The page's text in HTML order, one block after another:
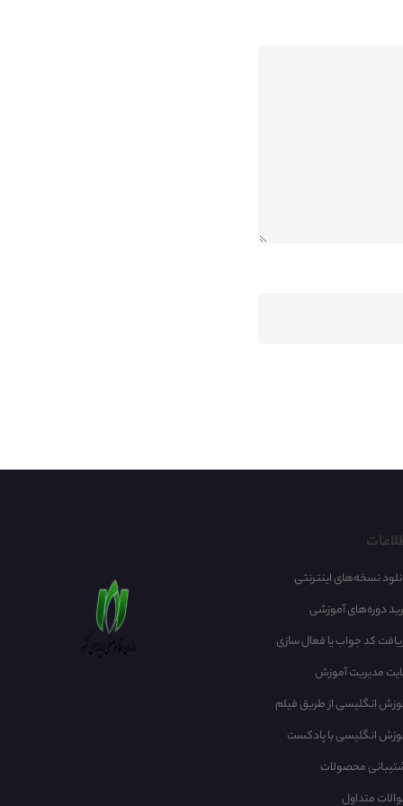
نسخه‌های اینترنتی
دوره‌های آموزشی
کد جواب یا فعال سازی
مدیریت آموزش
انگلیسی از طریق فیلم
انگلیسی با پادکست
محصولات
متداول